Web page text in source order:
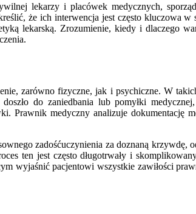
lekarzy i placówek medycznych,
że ich interwencja jest często kluczowa w
lekarską. Zrozumienie, kiedy i dlaczego
zarówno fizyczne, jak i psychiczne. W
do zaniedbania lub pomyłki
medyczny analizuje dokumentację
zadośćuczynienia za doznaną krzywdę,
ten jest często długotrwały i
wyjaśnić pacjentowi wszystkie zawiłości